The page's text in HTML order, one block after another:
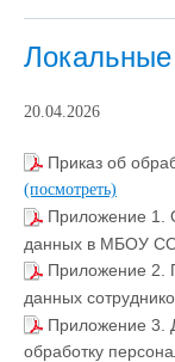
20.04.2026
Приказ об
(посмотреть)
Приложение 1.
данных в МБОУ
Приложение 2.
данных
Приложение 3.
обработку